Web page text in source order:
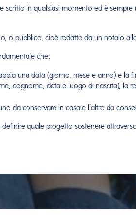
scritto in qualsiasi momento ed è
o pubblico, cioè redatto da un notaio
che:
una data (giorno, mese e anno) e la
cognome, data e luogo di nascita), la
da conservare in casa e l’altro da
quale progetto sostenere